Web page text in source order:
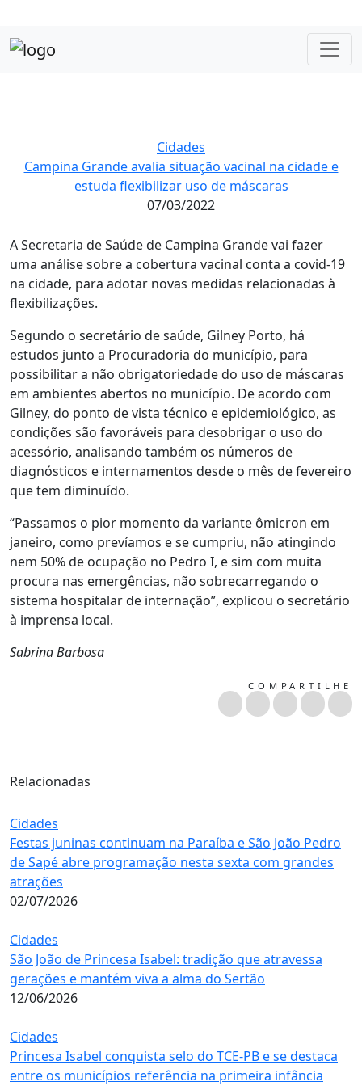
Cidades
Campina Grande avalia situação vacinal na cidade e
estuda flexibilizar uso de máscaras
07/03/2022
A Secretaria de Saúde de Campina Grande vai fazer
uma análise sobre a cobertura vacinal conta a covid-19
na cidade, para adotar novas medidas relacionadas à
flexibilizações.
Segundo o secretário de saúde, Gilney Porto, há
estudos junto a Procuradoria do município, para
possibilitar a não obrigatoriedade do uso de máscaras
em ambientes abertos no município. De acordo com
Gilney, do ponto de vista técnico e epidemiológico, as
condições são favoráveis para desobrigar o uso do
acessório, analisando também os números de
diagnósticos e internamentos desde o mês de fevereiro
que tem diminuído.
“Passamos o pior momento da variante ômicron em
janeiro, como prevíamos e se cumpriu, não atingindo
nem 50% de ocupação no Pedro I, e sim com muita
procura nas emergências, não sobrecarregando o
sistema hospitalar de internação”, explicou o secretário
à imprensa local.
Sabrina Barbosa
COMPARTILHE
Relacionadas
Cidades
Festas juninas continuam na Paraíba e São João Pedro
de Sapé abre programação nesta sexta com grandes
atrações
02/07/2026
Cidades
São João de Princesa Isabel: tradição que atravessa
gerações e mantém viva a alma do Sertão
12/06/2026
Cidades
Princesa Isabel conquista selo do TCE-PB e se destaca
entre os municípios referência na primeira infância